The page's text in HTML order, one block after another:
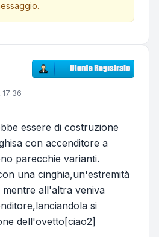
17:36
essere di costruzione
con accenditore a
parecchie varianti.
una cinghia,un'estremità
all'altra veniva
si
dell'ovetto[ciao2]